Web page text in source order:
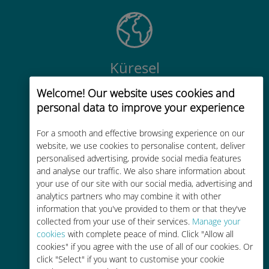
Welcome! Our website uses cookies and
personal data to improve your experience
For a smooth and effective browsing experience on our
website, we use cookies to personalise content, deliver
personalised advertising, provide social media features
and analyse our traffic. We also share information about
your use of our site with our social media, advertising and
analytics partners who may combine it with other
information that you've provided to them or that they've
collected from your use of their services. Manage your
cookies with complete peace of mind. Click "Allow all
cookies" if you agree with the use of all of our cookies. Or
click "Select" if you want to customise your cookie
Küresel
200'den fazla destinasyonda dünya
çapında yüksek kaliteli hücresel
bağlantı
Uygun maliyetli
Mevcut operatörünüzle dolaşım
ücretlerinden %90'a kadar daha
ucuz